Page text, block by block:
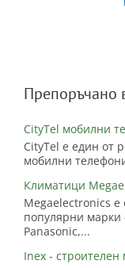
Препоръчано
CityTel мобилни
CityTel е един от
мобилни
Климатици
Megaelectronics
популярни марки
Panasonic,...
Inex - строителен